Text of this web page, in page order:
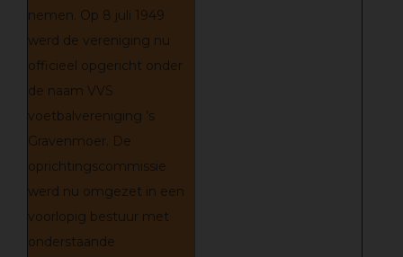
nemen. Op 8 juli 1949
werd de vereniging nu
officieel opgericht onder
de naam VVS
voetbalvereniging ’s
Gravenmoer. De
oprichtingscommissie
werd nu omgezet in een
voorlopig bestuur met
onderstaande